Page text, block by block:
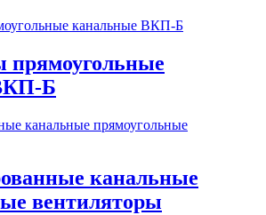
прямоугольные
Б
канальные
вентиляторы